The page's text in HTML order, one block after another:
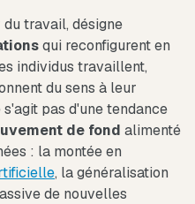
du travail, désigne
qui reconfigurent en
individus travaillent,
du sens à leur
pas d'une tendance
de fond alimenté
: la montée en
, la généralisation
de nouvelles